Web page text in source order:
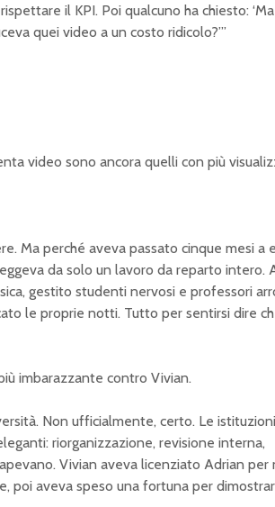
il KPI. Poi qualcuno ha chiesto:
quei video a un costo ridicolo?’”
video sono ancora quelli con più
Ma perché aveva passato cinque mesi a
da solo un lavoro da reparto intero.
gestito studenti nervosi e professori
le proprie notti. Tutto per sentirsi dire
imbarazzante contro Vivian.
Non ufficialmente, certo. Le
riorganizzazione, revisione interna,
Vivian aveva licenziato Adrian per
poi aveva speso una fortuna per